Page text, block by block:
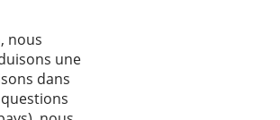
nous
une
dans